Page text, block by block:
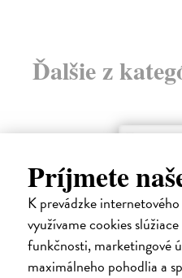
Príjmete
K prevádzke
využívame cookies
funkčnosti, marketingové
maximálneho pohodlia a
Ďalšie z